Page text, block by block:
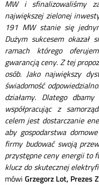
MW i sfinalizowaliśmy
największej zielonej
191 MW stanie się
Dużym sukcesem
ramach którego
gwarancją ceny. Z tej
osób. Jako największy
świadomość
działamy. Dlatego
współpracując z
celem jest dostarczanie
aby gospodarstwa
firmy budować swoją
przystępne ceny energii to
klucz do skutecznej
mówi Grzegorz Lot, Prezes